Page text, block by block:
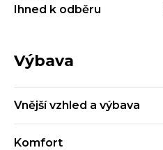
Ihned k odběru
Výbava
Vnější vzhled a výbava
Komfort